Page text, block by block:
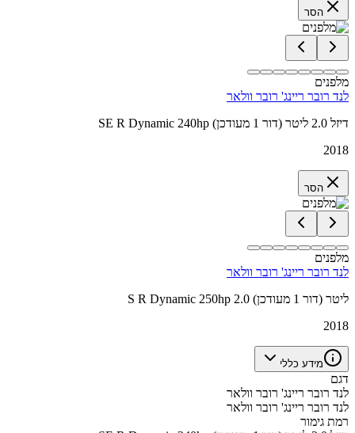
הסר
מלפנים
לנד רובר ריינג' רובר וולאר
SE R Dynamic 240hp דיזל 2.0 ליטר (דור 1 מעודכן)
2018
הסר
מלפנים
לנד רובר ריינג' רובר וולאר
S R Dynamic 250hp 2.0 ליטר (דור 1 מעודכן)
2018
מידע כללי
דגם
לנד רובר ריינג' רובר וולאר
לנד רובר ריינג' רובר וולאר
רמת גימור